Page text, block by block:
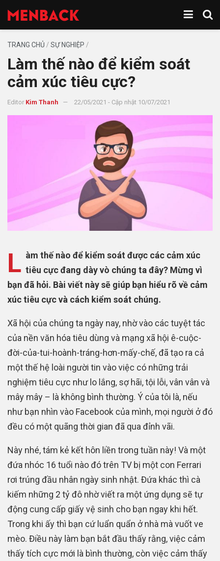
TRANG CHỦ / SỰ NGHIỆP /
Làm thế nào để kiểm soát
cảm xúc tiêu cực?
Editor Kim Thanh 22/05/2021 - Cập nhật 10/07/2021
L àm thế nào để kiểm soát được các cảm xúc
tiêu cực đang dày vò chúng ta đây? Mừng vì
bạn đã hỏi. Bài viết này sẽ giúp bạn hiểu rõ về cảm
xúc tiêu cực và cách kiểm soát chúng.
Xã hội của chúng ta ngày nay, nhờ vào các tuyệt tác
của nền văn hóa tiêu dùng và mạng xã hội ê-cuộc-
đời-của-tui-hoành-tráng-hơn-mấy-chế, đã tạo ra cả
một thế hệ loài người tin vào việc có những trải
nghiệm tiêu cực như lo lắng, sợ hãi, tội lỗi, vân vân và
mây mây – là không bình thường. Ý của tôi là, nếu
như bạn nhìn vào Facebook của mình, mọi người ở đó
đều có một quãng thời gian đã qua đỉnh vãi.
Này nhé, tám kẻ kết hôn liền trong tuần này! Và một
đứa nhóc 16 tuổi nào đó trên TV bị một con Ferrari
rơi trúng đầu nhân ngày sinh nhật. Đứa khác thì cà
kiếm những 2 tỷ đô nhờ viết ra một ứng dụng sẽ tự
động cung cấp giấy vệ sinh cho bạn ngay khi hết.
Trong khi ấy thì bạn cứ luẩn quẩn ở nhà mà vuốt ve
mèo. Điều này làm bạn bắt đầu thấy rằng, việc cảm
thấy tích cực mới là bình thường, còn việc cảm thấy